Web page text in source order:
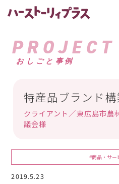
PROJECT
おしごと事例
特産品ブランド構
クライアント／東広島市農
議会様
#商品・サー
2019.5.23